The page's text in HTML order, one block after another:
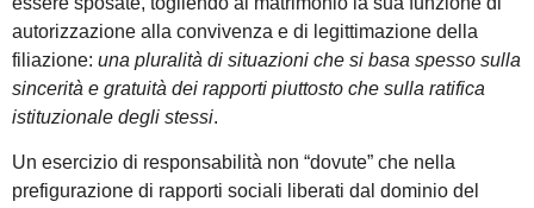
autorizzazione alla convivenza e di legittimazione della
filiazione: una pluralità di situazioni che si basa spesso sulla
sincerità e gratuità dei rapporti piuttosto che sulla ratifica
istituzionale degli stessi.
Un esercizio di responsabilità non “dovute” che nella
prefigurazione di rapporti sociali liberati dal dominio del